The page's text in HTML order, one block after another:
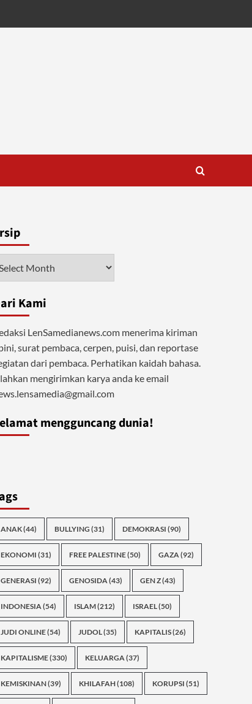
Kami
LenSamedianews.com menerima kiriman
surat pembaca, cerpen, puisi, dan reportase
dari pembaca. Perhatikan kaidah bahasa.
mengirimkan karya anda ke email
mengguncang dunia!
ANAK(44) BULLYING (31) DEMOKRASI (90)
EKONOMI (31) FREE PALESTINE(50) GAZA(92)
GENERASI (92) GENOSIDA(43) GEN Z(43)
INDONESIA(54) ISLAM(212) ISRAEL(50)
JUDI ONLINE(54) JUDOL(35) KAPITALIS(26)
KAPITALISME(330) KELUARGA(37)
KEMISKINAN(39) KHILAFAH(108) KORUPSI (51)